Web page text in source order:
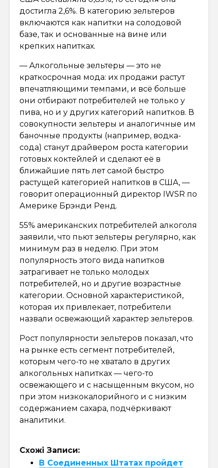
достигла 2,6%. В категорию зельтеров
включаются как напитки на солодовой
базе, так и основанные на вине или
крепких напитках.
— Алкогольные зельтеры — это не
краткосрочная мода: их продажи растут
впечатляющими темпами, и всё больше
они отбирают потребителей не только у
пива, но и у других категорий напитков. В
совокупности зельтеры и аналогичные им
баночные продукты (например, водка-
сода) станут драйвером роста категории
готовых коктейлей и сделают её в
ближайшие пять лет самой быстро
растущей категорией напитков в США, —
говорит операционный директор IWSR по
Америке Брэнди Ренд.
55% американских потребителей алкоголя
заявили, что пьют зельтеры регулярно, как
минимум раз в неделю. При этом
популярность этого вида напитков
затрагивает не только молодых
потребителей, но и другие возрастные
категории. Основной характеристикой,
которая их привлекает, потребители
назвали освежающий характер зельтеров.
Рост популярности зельтеров показал, что
на рынке есть сегмент потребителей,
которым чего-то не хватало в других
алкогольных напитках — чего-то
освежающего и с насыщенным вкусом, но
при этом низкокалорийного и с низким
содержанием сахара, подчёркивают
аналитики.
Схожі Записи:
В Соединенных Штатах пройдет